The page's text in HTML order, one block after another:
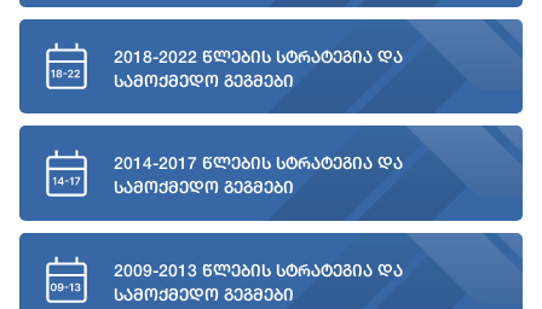
2018-2022 წლების სტრატეგია და
სამოქმედო გეგმები
2014-2017 წლების სტრატეგია და
სამოქმედო გეგმები
2009-2013 წლების სტრატეგია და
სამოქმედო გეგმები